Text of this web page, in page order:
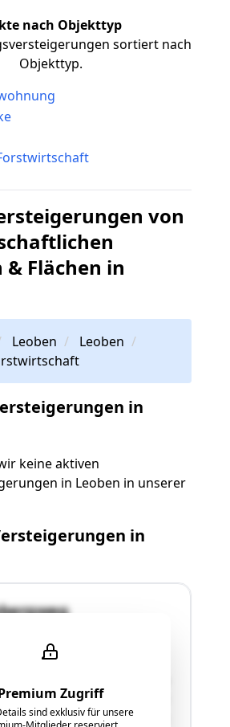
nach Objekttyp
sortiert nach
Objekttyp.
von
Flächen in
Leoben
Leoben
in
keine aktiven
in Leoben in unserer
in
Zugriff
sind exklusiv für unsere
1.283 m² als
Nutzfläche und 1.908 m² als
In der Natur handelt es sich
abfallende steile Böschung,